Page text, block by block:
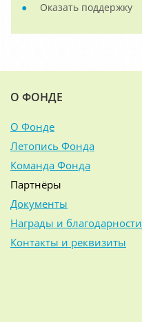
Оказать поддержку
О ФОНДЕ
О Фонде
Летопись Фонда
Команда Фонда
Партнёры
Документы
Награды и благодарности
Контакты и реквизиты